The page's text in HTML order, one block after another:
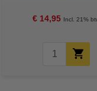
€ 14,95 Incl. 21%